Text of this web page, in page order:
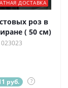
ДОСТАВКА
роз в
( 50 см)
руб. ?